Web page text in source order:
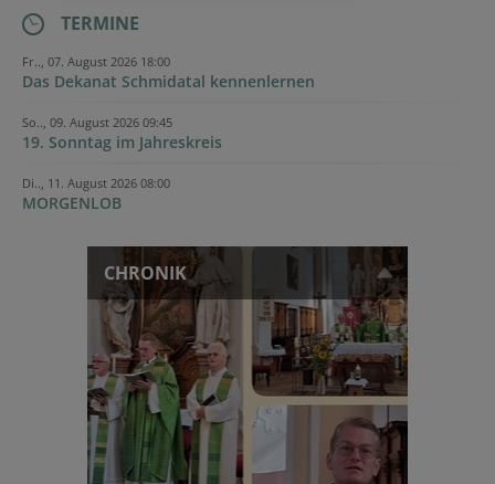
TERMINE
Fr.., 07. August 2026 18:00
Das Dekanat Schmidatal kennenlernen
So.., 09. August 2026 09:45
19. Sonntag im Jahreskreis
Di.., 11. August 2026 08:00
MORGENLOB
CHRONIK